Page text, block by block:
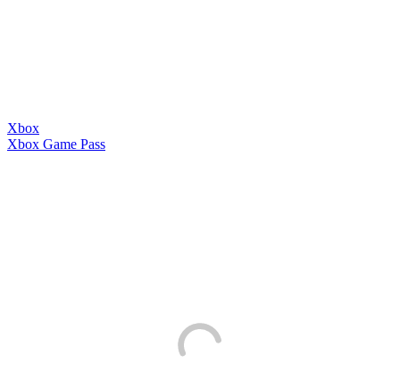
Xbox
Xbox Game Pass